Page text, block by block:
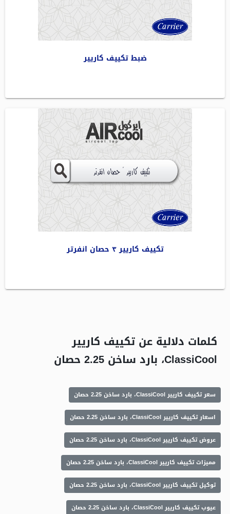
ضبط تكييف كاريير
تكييف كاريير ٣ حصان انفرتر
كلمات دلالية عن تكييف كاريير
ClassiCool، بارد ساخن 2.25 حصان
سعر تكييف كاريير ClassiCool، بارد ساخن 2.25 حصان
اسعار تكييف كاريير ClassiCool، بارد ساخن 2.25 حصان
عروض تكييف كاريير ClassiCool، بارد ساخن 2.25 حصان
مميزات تكييف كاريير ClassiCool، بارد ساخن 2.25 حصان
توكيل تكييف كاريير ClassiCool، بارد ساخن 2.25 حصان
عيوب تكييف كاريير ClassiCool، بارد ساخن 2.25 حصان